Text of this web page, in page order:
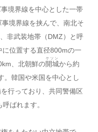
境界線を中心とした一帯
境界線を挟んで、南北そ
非武装地帯（DMZ）と呼
位置する直径800mの一
、北朝鮮の開城
ケソン
から約
。韓国や米国を中心とし
行っており、共同警備区
ばれます。